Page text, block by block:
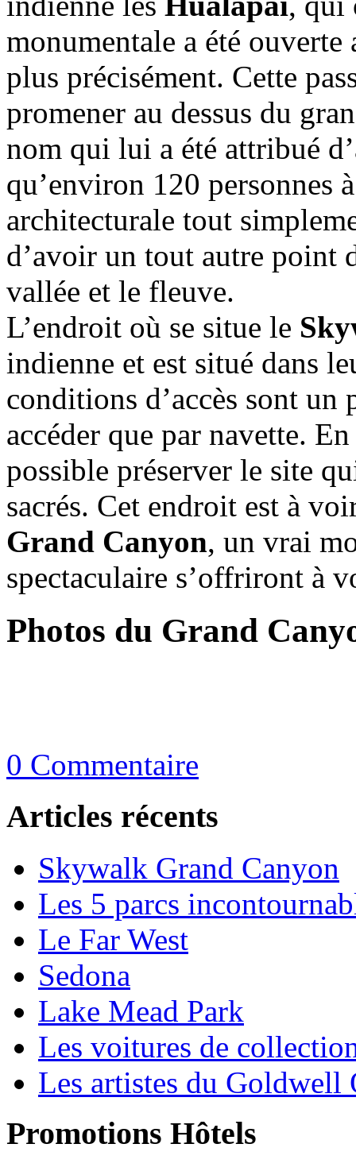
monumentale a été
plus précisément. Cette
promener au dessus du
nom qui lui a été attribué
qu’environ 120 personnes
architecturale tout
d’avoir un tout autre point
vallée et le fleuve.
L’endroit où se situe le
indienne et est situé dans
conditions d’accès sont un
accéder que par navette.
possible préserver le site
sacrés. Cet endroit est à
Grand Canyon, un vrai
spectaculaire s’offriront à
Photos du Grand
0 Commentaire
Articles récents
Skywalk Grand Canyon
Les 5 parcs
Le Far West
Sedona
Lake Mead Park
Les voitures de
Les artistes du Goldwell
Promotions Hôtels